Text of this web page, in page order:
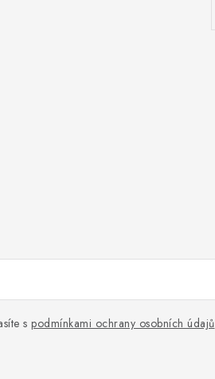
s podmínkami ochrany osobních údajů